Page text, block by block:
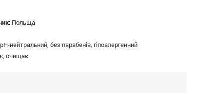
: Польща
pH-нейтральний, без парабенів, гіпоалергенний
очищає